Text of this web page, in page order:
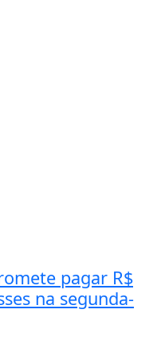
pagar R$
na segunda-